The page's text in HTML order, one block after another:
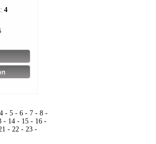
4
4 - 5 - 6 - 7 - 8 -
- 14 - 15 - 16 -
- 22 - 23 -